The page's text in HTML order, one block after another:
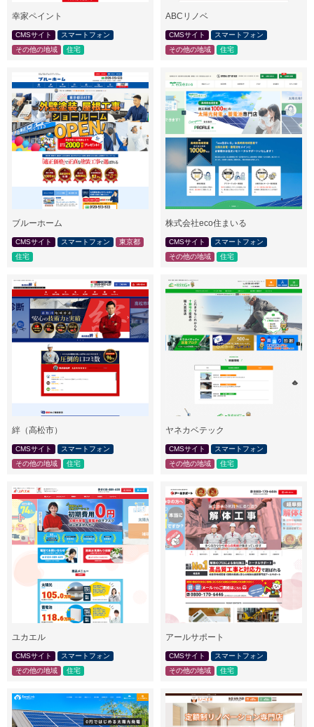
幸家ペイント
CMSサイト
スマートフォン
その他の地域
住宅
ABCリノベ
CMSサイト
スマートフォン
その他の地域
住宅
ブルーホーム
CMSサイト スマートフォン
東京都
住宅
株式会社eco住まいる
CMSサイト
スマートフォン
その他の地域
住宅
絆（高松市）
CMSサイト
スマートフォン
その他の地域
住宅
ヤネカベテック
CMSサイト
スマートフォン
その他の地域
住宅
ユカエル
CMSサイト
スマートフォン
その他の地域
住宅
アールサポート
CMSサイト
スマートフォン
その他の地域
住宅